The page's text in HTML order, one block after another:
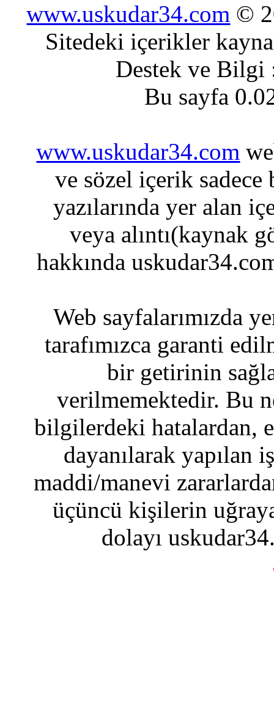
www.uskudar34.com ©
Sitedeki içerikler
Destek ve
Bu sayfa
www.uskudar34.com
ve sözel içerik sadece
yazılarında yer alan
veya alıntı(kaynak
hakkında
Web sayfalarımızda
tarafımızca garanti
bir getirinin
verilmemektedir. Bu
bilgilerdeki hatalardan,
dayanılarak yapılan
maddi/manevi
üçüncü kişilerin
dolayı